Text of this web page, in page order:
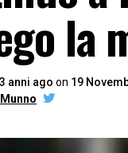
la
3 anni ago on 19